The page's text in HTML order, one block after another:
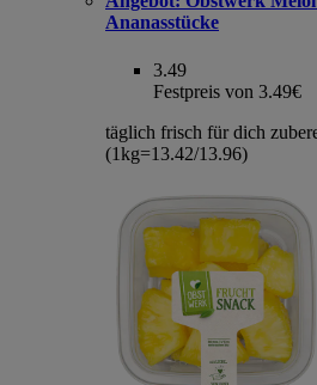
Ananasstücke
3.49
Festpreis von 3.49€
täglich frisch für dich
(1kg=13.42/13.96)